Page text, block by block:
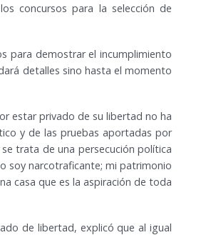
concursos para la selección de
para demostrar el incumplimiento
detalles sino hasta el momento
estar privado de su libertad no ha
y de las pruebas aportadas por
trata de una persecución política
soy narcotraficante; mi patrimonio
casa que es la aspiración de toda
de libertad, explicó que al igual